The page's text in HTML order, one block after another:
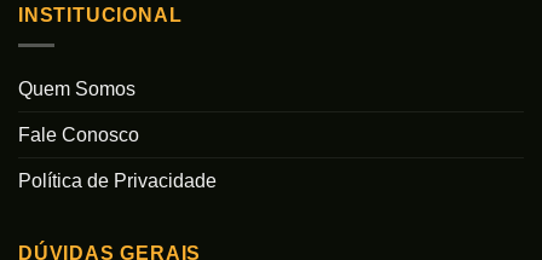
INSTITUCIONAL
Quem Somos
Fale Conosco
Política de Privacidade
DÚVIDAS GERAIS